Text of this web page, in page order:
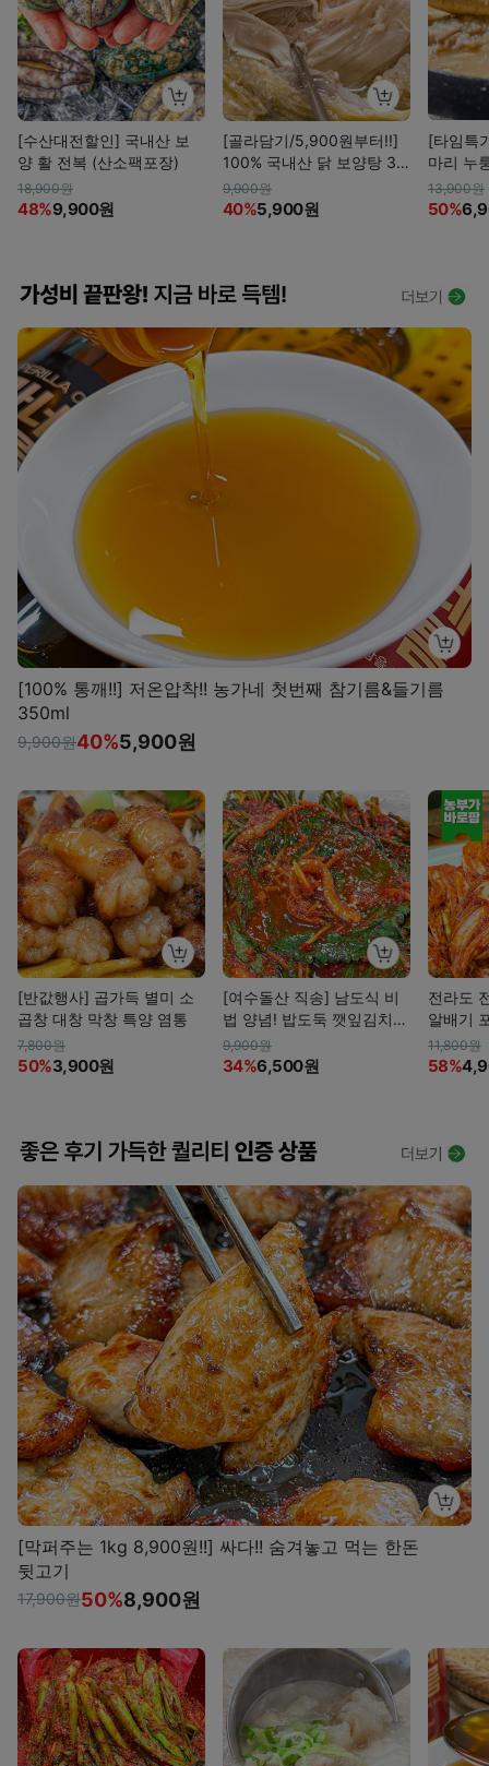
[수산대전할인] 국내산 보
양 활 전복 (산소팩포장)
18,900원
48%9,900원
[골라담기/5,900원부터!!]
100% 국내산 닭 보양탕 3
종
9,900원
40%5,900원
[타임특
마리 누
+누룽지
0%)
13,900원
50%
[100% 통깨!!] 저온압착!! 농가네 첫번째 참기름&들기름
350ml
9,900원40%5,900원
[반값행사] 곱가득 별미 소
곱창 대창 막창 특양 염통
7,800원
50%3,900원
[여수돌산 직송] 남도식 비
법 양념! 밥도둑 깻잎김치 /
오이부추김치
9,900원
34%6,500원
전라도
알배기
kg
11,800원
58%
[막퍼주는 1kg 8,900원!!] 싸다!! 숨겨놓고 먹는 한돈
뒷고기
17,900원50%8,900원